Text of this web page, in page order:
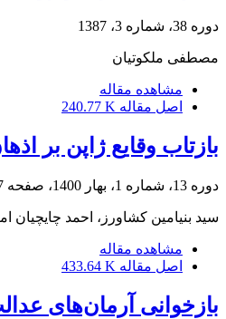
دوره 38، شماره 3، 1387
مصطفی ملکوتیان
مشاهده مقاله
اصل مقاله 240.77 K
بازتاب وقایع ژاپن بر
دوره 13، شماره 1، بهار 1400، صفحه
سید بنیامین کشاورز، احمد چایچیان
مشاهده مقاله
اصل مقاله 433.64 K
بازخوانی آرمان‌های